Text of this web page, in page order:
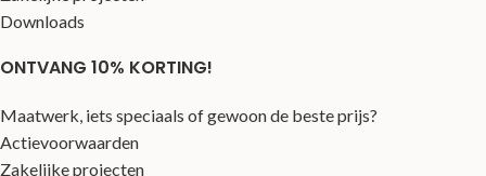
Downloads
ONTVANG 10% KORTING!
Maatwerk, iets speciaals of gewoon de beste prijs?
Actievoorwaarden
Zakelijke projecten